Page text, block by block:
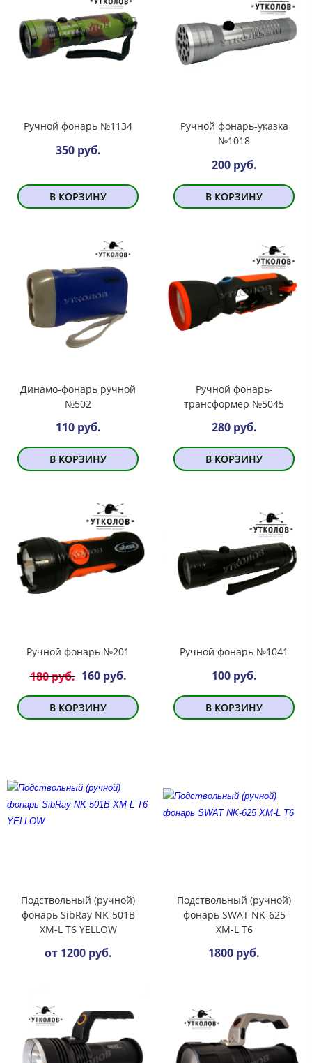
Ручной фонарь №1134
350 руб.
В КОРЗИНУ
Ручной фонарь-указка
№1018
200 руб.
В КОРЗИНУ
Динамо-фонарь ручной
№502
110 руб.
В КОРЗИНУ
Ручной фонарь-
трансформер №5045
280 руб.
В КОРЗИНУ
Ручной фонарь №201
180 руб. 160 руб.
В КОРЗИНУ
Ручной фонарь №1041
100 руб.
В КОРЗИНУ
Подствольный (ручной)
фонарь SibRay NK-501В
XM-L T6 YELLOW
от 1200 руб.
Подствольный (ручной)
фонарь SWAT NK-625
XM-L T6
1800 руб.